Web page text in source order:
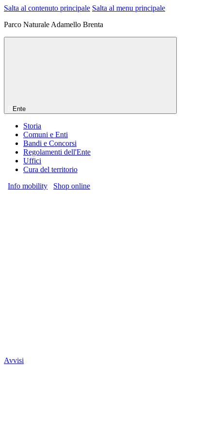
Salta al contenuto principale Salta al menu principale
Parco Naturale Adamello Brenta
Ente
Storia
Comuni e Enti
Bandi e Concorsi
Regolamenti dell'Ente
Uffici
Cura del territorio
Info mobility
Shop online
Avvisi